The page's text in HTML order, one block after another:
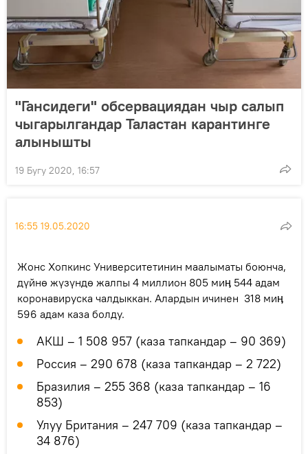
"Гансидеги" обсервациядан чыр салып
чыгарылгандар Таластан карантинге
алынышты
19 Бугу 2020, 16:57
16:55 19.05.2020
Жонс Хопкинс Университетинин маалыматы боюнча,
дүйнө жүзүндө жалпы 4 миллион 805 миӊ 544 адам
коронавируска чалдыккан. Алардын ичинен 318 миӊ
596 адам каза болду.
АКШ – 1 508 957 (каза тапкандар – 90 369)
Россия – 290 678 (каза тапкандар – 2 722)
Бразилия – 255 368 (каза тапкандар – 16
853)
Улуу Британия – 247 709 (каза тапкандар –
34 876)